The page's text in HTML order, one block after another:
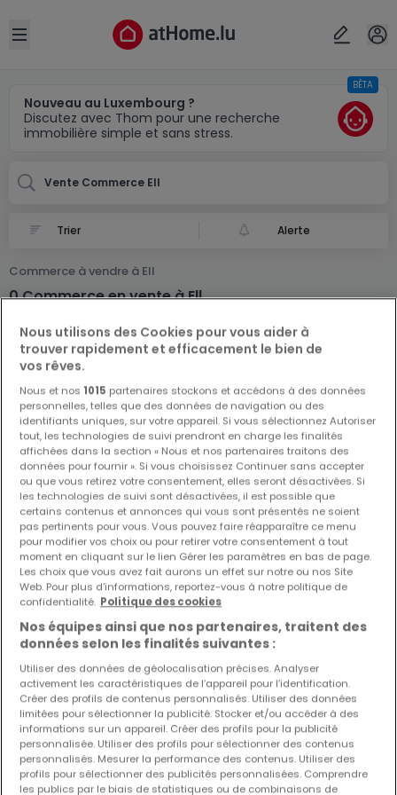
Open sidebar
Nouveau au Luxembourg ?
Discutez avec Thom pour une recherche
immobilière simple et sans stress.
BÊTA
Vente Commerce Ell
Alerte
Commerce à vendre à Ell
0 Commerce en vente à Ell
Les nouvelles annonces et baisses de prix en
avant première !
Activez une alerte sur cette recherche pour recevoir les
nouveaux biens ainsi que les changements de prix dans
votre boite email !
Créez une alerte
Commerces à vendre à proximité
Achat commerces Mouscron
Achat commerces Nancy
Achat commerces Tournai
Achat commerces Huy
Achat commerces Mons
Localité(s)
Annuler OK
Nous utilisons des Cookies pour vous aider à
trouver rapidement et efficacement le bien de
vos rêves.
Nous et nos 1015 partenaires stockons et accédons à des données
personnelles, telles que des données de navigation ou des
identifiants uniques, sur votre appareil. Si vous sélectionnez Autoriser
tout, les technologies de suivi prendront en charge les finalités
affichées dans la section « Nous et nos partenaires traitons des
données pour fournir ». Si vous choisissez Continuer sans accepter
ou que vous retirez votre consentement, elles seront désactivées. Si
les technologies de suivi sont désactivées, il est possible que
certains contenus et annonces qui vous sont présentés ne soient
pas pertinents pour vous. Vous pouvez faire réapparaître ce menu
pour modifier vos choix ou pour retirer votre consentement à tout
moment en cliquant sur le lien Gérer les paramètres en bas de page.
Les choix que vous avez fait aurons un effet sur notre ou nos Site
Web. Pour plus d’informations, reportez-vous à notre politique de
confidentialité. Politique des cookies
Nos équipes ainsi que nos partenaires, traitent des
données selon les finalités suivantes :
Utiliser des données de géolocalisation précises. Analyser
activement les caractéristiques de l’appareil pour l’identification.
Créer des profils de contenus personnalisés. Utiliser des données
limitées pour sélectionner la publicité. Stocker et/ou accéder à des
informations sur un appareil. Créer des profils pour la publicité
personnalisée. Utiliser des profils pour sélectionner des contenus
personnalisés. Mesurer la performance des contenus. Utiliser des
profils pour sélectionner des publicités personnalisées. Comprendre
les publics par le biais de statistiques ou de combinaisons de